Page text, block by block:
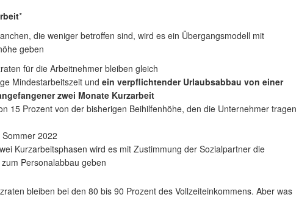
*
die weniger betroffen sind, wird es ein Übergangsmodell mit
geben
für die Arbeitnehmer bleiben gleich
Mindestarbeitszeit und ein verpflichtender Urlaubsabbau von einer
zwei Monate Kurzarbeit
15 Prozent von der bisherigen Beihilfenhöhe, den die Unternehmer tragen
2022
Kurzarbeitsphasen wird es mit Zustimmung der Sozialpartner die
Personalabbau geben
bleiben bei den 80 bis 90 Prozent des Vollzeiteinkommens. Aber was